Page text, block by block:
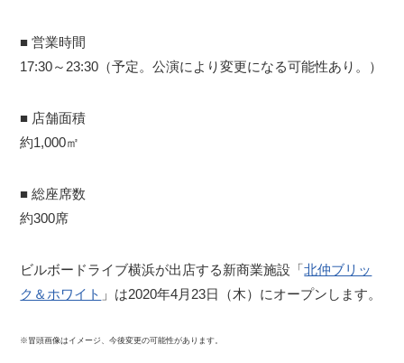
■ 営業時間
17:30～23:30（予定。公演により変更になる可能性あり。）
■ 店舗面積
約1,000㎡
■ 総座席数
約300席
ビルボードライブ横浜が出店する新商業施設「北仲ブリッ
ク＆ホワイト 」は2020年4月23日（木）にオープンします。
※冒頭画像はイメージ、今後変更の可能性があります。